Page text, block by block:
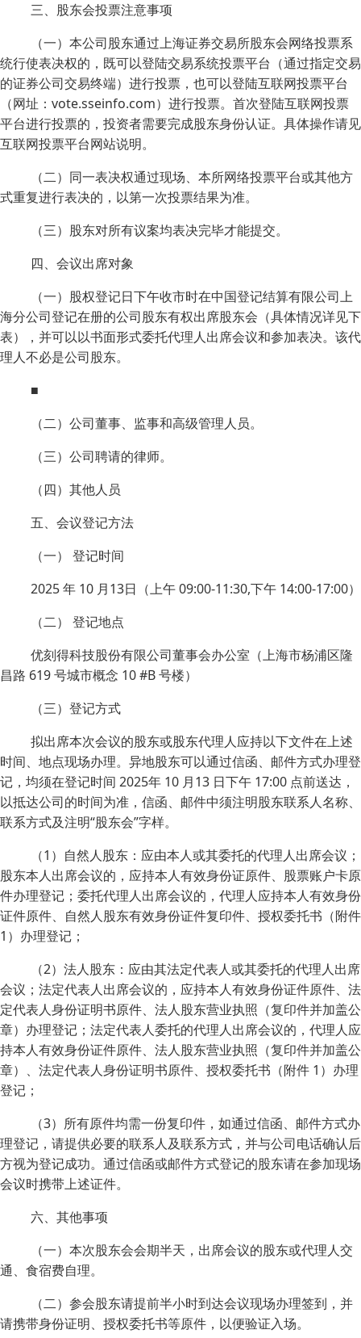
三、股东会投票注意事项
（一）本公司股东通过上海证券交易所股东会网络投票系
统行使表决权的，既可以登陆交易系统投票平台（通过指定交易
的证券公司交易终端）进行投票，也可以登陆互联网投票平台
（网址：vote.sseinfo.com）进行投票。首次登陆互联网投票
平台进行投票的，投资者需要完成股东身份认证。具体操作请见
互联网投票平台网站说明。
（二）同一表决权通过现场、本所网络投票平台或其他方
式重复进行表决的，以第一次投票结果为准。
（三）股东对所有议案均表决完毕才能提交。
四、会议出席对象
（一）股权登记日下午收市时在中国登记结算有限公司上
海分公司登记在册的公司股东有权出席股东会（具体情况详见下
表），并可以以书面形式委托代理人出席会议和参加表决。该代
理人不必是公司股东。
■
（二）公司董事、监事和高级管理人员。
（三）公司聘请的律师。
（四）其他人员
五、会议登记方法
（一） 登记时间
2025 年 10 月13日（上午 09:00-11:30,下午 14:00-17:00）
（二） 登记地点
优刻得科技股份有限公司董事会办公室（上海市杨浦区隆
昌路 619 号城市概念 10 #B 号楼）
（三）登记方式
拟出席本次会议的股东或股东代理人应持以下文件在上述
时间、地点现场办理。异地股东可以通过信函、邮件方式办理登
记，均须在登记时间 2025年 10 月13 日下午 17:00 点前送达，
以抵达公司的时间为准，信函、邮件中须注明股东联系人名称、
联系方式及注明“股东会”字样。
（1）自然人股东：应由本人或其委托的代理人出席会议；
股东本人出席会议的，应持本人有效身份证原件、股票账户卡原
件办理登记；委托代理人出席会议的，代理人应持本人有效身份
证件原件、自然人股东有效身份证件复印件、授权委托书（附件
1）办理登记；
（2）法人股东：应由其法定代表人或其委托的代理人出席
会议；法定代表人出席会议的，应持本人有效身份证件原件、法
定代表人身份证明书原件、法人股东营业执照（复印件并加盖公
章）办理登记；法定代表人委托的代理人出席会议的，代理人应
持本人有效身份证件原件、法人股东营业执照（复印件并加盖公
章）、法定代表人身份证明书原件、授权委托书（附件 1）办理
登记；
（3）所有原件均需一份复印件，如通过信函、邮件方式办
理登记，请提供必要的联系人及联系方式，并与公司电话确认后
方视为登记成功。通过信函或邮件方式登记的股东请在参加现场
会议时携带上述证件。
六、其他事项
（一）本次股东会会期半天，出席会议的股东或代理人交
通、食宿费自理。
（二）参会股东请提前半小时到达会议现场办理签到，并
请携带身份证明、授权委托书等原件，以便验证入场。